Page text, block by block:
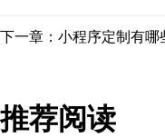
下一章：小程序定制有哪
推荐阅读